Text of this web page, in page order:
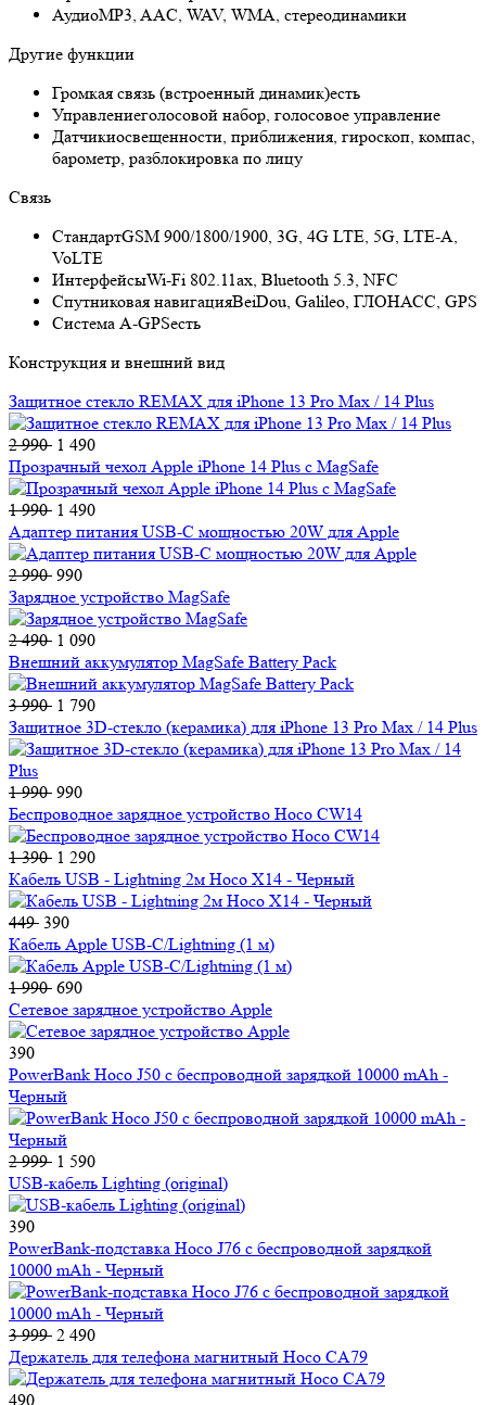
АудиоMP3, AAC, WAV, WMA, стереодинамики
Другие функции
Громкая связь (встроенный динамик)есть
Управлениеголосовой набор, голосовое управление
Датчикиосвещенности, приближения, гироскоп, компас,
барометр, разблокировка по лицу
Связь
СтандартGSM 900/1800/1900, 3G, 4G LTE, 5G, LTE-A,
VoLTE
ИнтерфейсыWi-Fi 802.11ax, Bluetooth 5.3, NFC
Спутниковая навигацияBeiDou, Galileo, ГЛОНАСС, GPS
Cистема A-GPSесть
Конструкция и внешний вид
Защитное стекло REMAX для iPhone 13 Pro Max / 14 Plus
2 990 1 490
Прозрачный чехол Apple iPhone 14 Plus c MagSafe
1 990 1 490
Адаптер питания USB-C мощностью 20W для Apple
2 990 990
Зарядное устройство MagSafe
2 490 1 090
Внешний аккумулятор MagSafe Battery Pack
3 990 1 790
Защитное 3D-стекло (керамика) для iPhone 13 Pro Max / 14 Plus
1 990 990
Беспроводное зарядное устройство Hoco CW14
1 390 1 290
Кабель USB - Lightning 2м Hoco X14 - Черный
449 390
Кабель Apple USB-C/Lightning (1 м)
1 990 690
Сетевое зарядное устройство Apple
390
PowerBank Hoco J50 с беспроводной зарядкой 10000 mAh -
Черный
2 999 1 590
USB-кабель Lighting (original)
390
PowerBank-подставка Hoco J76 с беспроводной зарядкой
10000 mAh - Черный
3 999 2 490
Держатель для телефона магнитный Hoco CA79
490